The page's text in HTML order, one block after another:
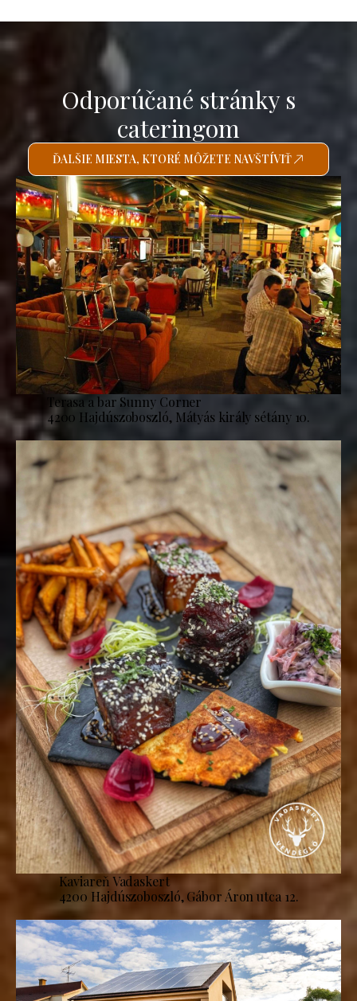
Odporúčané stránky s
cateringom
ĎALŠIE MIESTA, KTORÉ MÔŽETE NAVŠTÍVIŤ
Terasa a bar Sunny Corner
4200 Hajdúszoboszló, Mátyás király sétány 10.
Kaviareň Vadaskert
4200 Hajdúszoboszló, Gábor Áron utca 12.